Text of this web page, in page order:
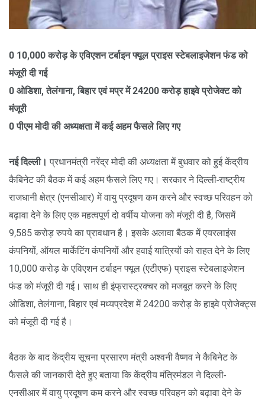
0 10,000 करोड़ के एविएशन टर्बाइन फ्यूल प्राइस स्टेबलाइजेशन फंड को
मंजूरी दी गई
0 ओडिशा, तेलंगाना, बिहार एवं मप्र में 24200 करोड़ हाइवे प्रोजेक्ट को
मंजूरी
0 पीएम मोदी की अध्यक्षता में कई अहम फैसले लिए गए
नई दिल्ली। प्रधानमंत्री नरेंद्र मोदी की अध्यक्षता में बुधवार को हुई केंद्रीय
कैबिनेट की बैठक में कई अहम फैसले लिए गए। सरकार ने दिल्ली-राष्ट्रीय
राजधानी क्षेत्र (एनसीआर) में वायु प्रदूषण कम करने और स्वच्छ परिवहन को
बढ़ावा देने के लिए एक महत्वपूर्ण दो वर्षीय योजना को मंजूरी दी है, जिसमें
9,585 करोड़ रुपये का प्रावधान है। इसके अलावा बैठक में एयरलाइंस
कंपनियों, ऑयल मार्केटिंग कंपनियों और हवाई यात्रियों को राहत देने के लिए
10,000 करोड़ के एविएशन टर्बाइन फ्यूल (एटीएफ) प्राइस स्टेबलाइजेशन
फंड को मंजूरी दी गई। साथ ही इंफ्रास्ट्रक्चर को मजबूत करने के लिए
ओडिशा, तेलंगाना, बिहार एवं मध्यप्रदेश में 24200 करोड़ के हाइवे प्रोजेक्ट्स
को मंजूरी दी गई है।
बैठक के बाद केंद्रीय सूचना प्रसारण मंत्री अश्वनी वैष्णव ने कैबिनेट के
फैसले की जानकारी देते हुए बताया कि केंद्रीय मंत्रिमंडल ने दिल्ली-
एनसीआर में वायु प्रदूषण कम करने और स्वच्छ परिवहन को बढ़ावा देने के